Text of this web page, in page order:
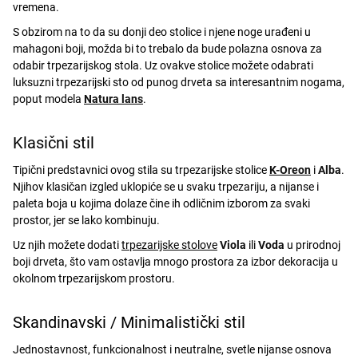
vremena.
S obzirom na to da su donji deo stolice i njene noge urađeni u
mahagoni boji, možda bi to trebalo da bude polazna osnova za
odabir trpezarijskog stola. Uz ovakve stolice možete odabrati
luksuzni trpezarijski sto od punog drveta sa interesantnim nogama,
poput modela Natura lans.
Klasični stil
Tipični predstavnici ovog stila su trpezarijske stoliceK-Oreon iAlba.
Njihov klasičan izgled uklopiće se u svaku trpezariju, a nijanse i
paleta boja u kojima dolaze čine ih odličnim izborom za svaki
prostor, jer se lako kombinuju.
Uz njih možete dodatitrpezarijske stoloveViola iliVoda u prirodnoj
boji drveta, što vam ostavlja mnogo prostora za izbor dekoracija u
okolnom trpezarijskom prostoru.
Skandinavski / Minimalistički stil
Jednostavnost, funkcionalnost i neutralne, svetle nijanse osnova